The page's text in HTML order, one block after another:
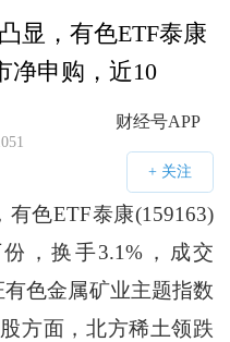
显，有色ETF泰康
净申购，近10
财经号APP
有色ETF泰康(159163)
，换手3.1%，成交
色金属矿业主题指数
方面，北方稀土领跌